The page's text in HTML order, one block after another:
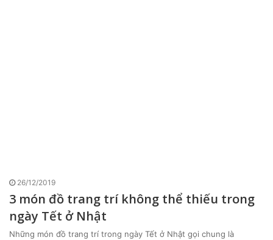
26/12/2019
3 món đồ trang trí không thể thiếu trong
ngày Tết ở Nhật
Những món đồ trang trí trong ngày Tết ở Nhật gọi chung là